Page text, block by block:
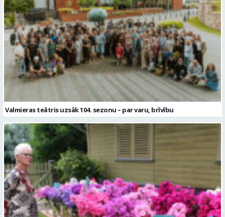
Valmieras teātris uzsāk 104. sezonu – par varu, brīvību